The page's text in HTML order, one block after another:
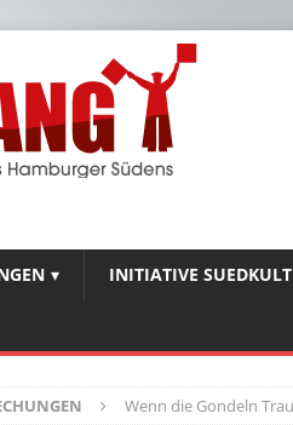
INITIATIVE
Wenn die Gondeln